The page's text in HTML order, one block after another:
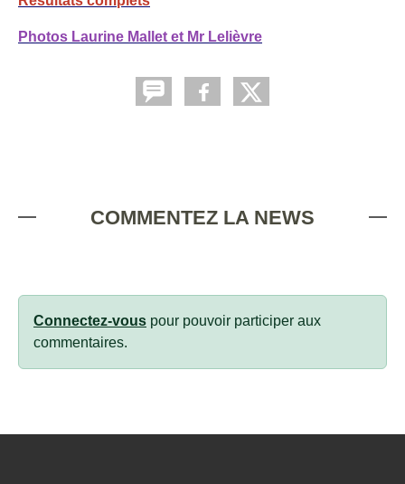
Photos Laurine Mallet et Mr Lelièvre
COMMENTEZ LA NEWS
Connectez-vous pour pouvoir participer aux
commentaires.